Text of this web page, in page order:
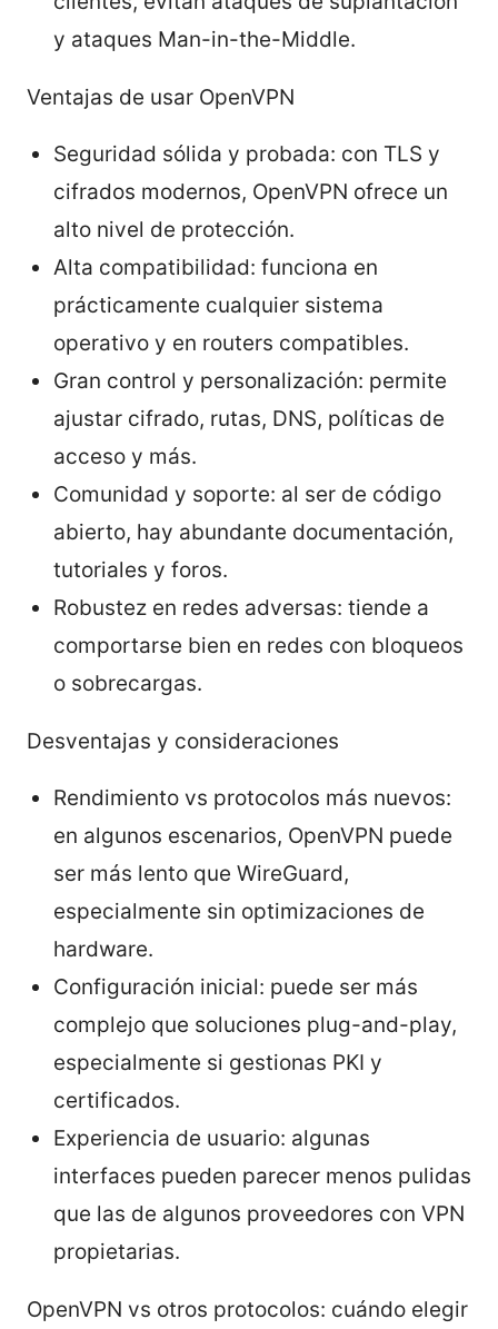
y ataques Man-in-the-Middle.
Ventajas de usar OpenVPN
Seguridad sólida y probada: con TLS y
cifrados modernos, OpenVPN ofrece un
alto nivel de protección.
Alta compatibilidad: funciona en
prácticamente cualquier sistema
operativo y en routers compatibles.
Gran control y personalización: permite
ajustar cifrado, rutas, DNS, políticas de
acceso y más.
Comunidad y soporte: al ser de código
abierto, hay abundante documentación,
tutoriales y foros.
Robustez en redes adversas: tiende a
comportarse bien en redes con bloqueos
o sobrecargas.
Desventajas y consideraciones
Rendimiento vs protocolos más nuevos:
en algunos escenarios, OpenVPN puede
ser más lento que WireGuard,
especialmente sin optimizaciones de
hardware.
Configuración inicial: puede ser más
complejo que soluciones plug-and-play,
especialmente si gestionas PKI y
certificados.
Experiencia de usuario: algunas
interfaces pueden parecer menos pulidas
que las de algunos proveedores con VPN
propietarias.
OpenVPN vs otros protocolos: cuándo elegir